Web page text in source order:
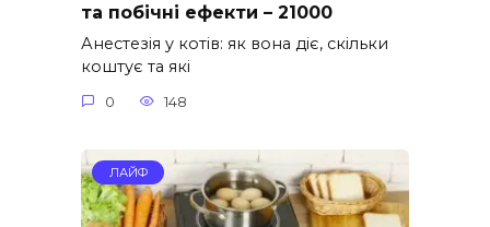
та побічні ефекти – 21000
Анестезія у котів: як вона діє, скільки
коштує та які
0 148
ЛАЙФ